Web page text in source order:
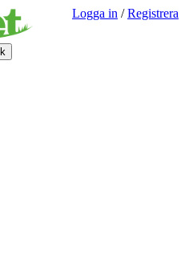
Logga in /Registrera